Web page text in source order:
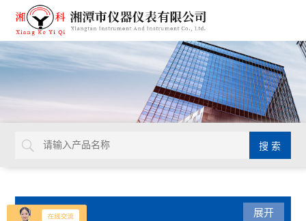
产品分类 展开